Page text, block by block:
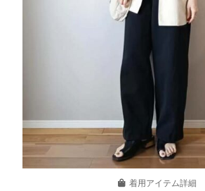
着用アイテム詳細